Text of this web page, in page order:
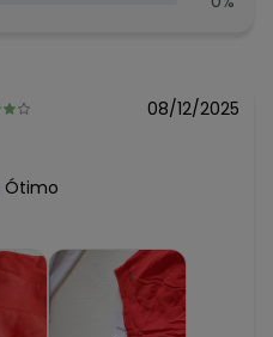
08/12/2025
Ótimo